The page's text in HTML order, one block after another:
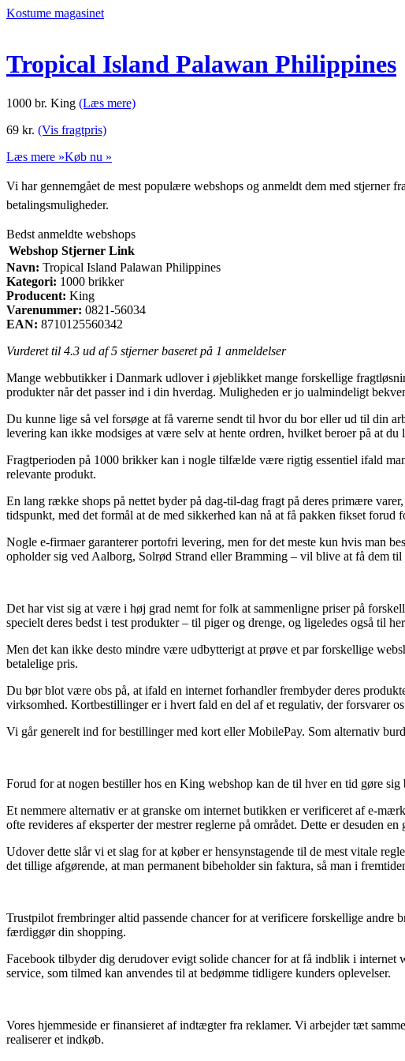
Kostume magasinet
Tropical Island Palawan Philippines
1000 br. King (Læs mere)
69 kr. (Vis fragtpris)
Læs mere »Køb nu »
Vi har gennemgået de mest populære webshops og anmeldt dem med stjerner
betalingsmuligheder.
Bedst anmeldte webshops
Webshop Stjerner Link
Navn: Tropical Island Palawan Philippines
Kategori: 1000 brikker
Producent: King
Varenummer: 0821-56034
EAN: 8710125560342
Vurderet til 4.3 ud af 5 stjerner baseret på 1 anmeldelser
Mange webbutikker i Danmark udlover i øjeblikket mange forskellige
produkter når det passer ind i din hverdag. Muligheden er jo ualmindeligt
Du kunne lige så vel forsøge at få varerne sendt til hvor du bor eller ud til din
levering kan ikke modsiges at være selv at hente ordren, hvilket beroer på at du
Fragtperioden på 1000 brikker kan i nogle tilfælde være rigtig essentiel ifald
relevante produkt.
En lang række shops på nettet byder på dag-til-dag fragt på deres primære
tidspunkt, med det formål at de med sikkerhed kan nå at få pakken fikset forud
Nogle e-firmaer garanterer portofri levering, men for det meste kun hvis man
opholder sig ved Aalborg, Solrød Strand eller Bramming – vil blive at få dem til
Det har vist sig at være i høj grad nemt for folk at sammenligne priser på
specielt deres bedst i test produkter – til piger og drenge, og ligeledes også til
Men det kan ikke desto mindre være udbytterigt at prøve et par forskellige
betalelige pris.
Du bør blot være obs på, at ifald en internet forhandler frembyder deres
virksomhed. Kortbestillinger er i hvert fald en del af et regulativ, der forsvarer
Vi går generelt ind for bestillinger med kort eller MobilePay. Som alternativ
Forud for at nogen bestiller hos en King webshop kan de til hver en tid gøre
Et nemmere alternativ er at granske om internet butikken er verificeret af e-
ofte revideres af eksperter der mestrer reglerne på området. Dette er desuden
Udover dette slår vi et slag for at køber er hensynstagende til de mest vitale
det tillige afgørende, at man permanent bibeholder sin faktura, så man i
Trustpilot frembringer altid passende chancer for at verificere forskellige andre
færdiggør din shopping.
Facebook tilbyder dig derudover evigt solide chancer for at få indblik i internet
service, som tilmed kan anvendes til at bedømme tidligere kunders oplevelser.
Vores hjemmeside er finansieret af indtægter fra reklamer. Vi arbejder tæt
realiserer et indkøb.